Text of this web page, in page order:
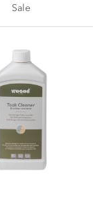
Sale